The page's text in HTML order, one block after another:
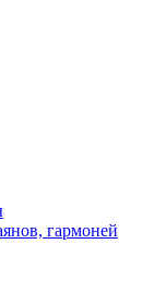
гармоней